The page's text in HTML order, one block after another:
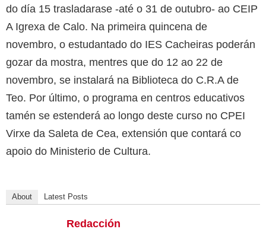
do día 15 trasladarase -até o 31 de outubro- ao CEIP
A Igrexa de Calo. Na primeira quincena de
novembro, o estudantado do IES Cacheiras poderán
gozar da mostra, mentres que do 12 ao 22 de
novembro, se instalará na Biblioteca do C.R.A de
Teo. Por último, o programa en centros educativos
tamén se estenderá ao longo deste curso no CPEI
Virxe da Saleta de Cea, extensión que contará co
apoio do Ministerio de Cultura.
About Latest Posts
Redacción